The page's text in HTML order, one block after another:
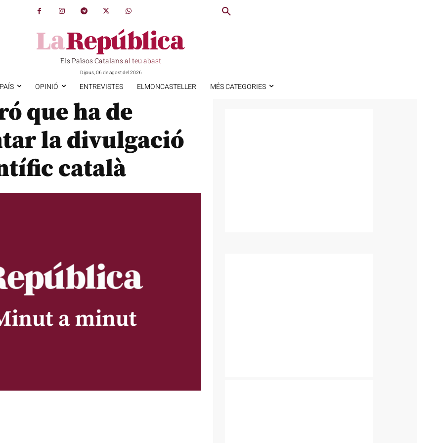
Els Països Catalans al teu abast
Dijous, 06 de agost del 2026
OPINIÓ ENTREVISTES ELMONCASTELLER MÉS CATEGORIES
que ha de
la divulgació
català